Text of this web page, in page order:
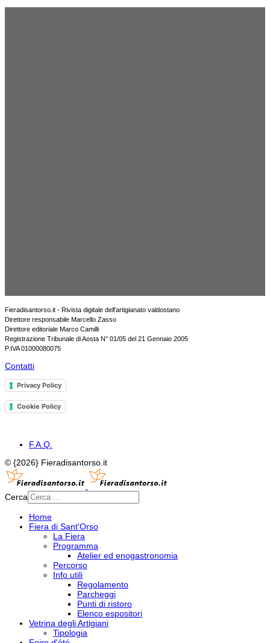
Fieradisantorso.it - Rivista digitale dell'artigianato valdostano
Direttore responsabile Marcello Zasso
Direttore editoriale Marco Camilli
Registrazione Tribunale di Aosta N° 01/05 del 21 Gennaio 2005
P.IVA 01000080075
Contatti
Privacy Policy
Cookie Policy
F.A.Q.
© {2026} Fieradisantorso.it
Cerca
Home
Fiera di Sant'Orso
La Fiera
Programma
Atelier ed enogastronomia
Percorso
Info utili
Regolamento
Parcheggi
Punti di ristoro
Elenco espositori
Vetrina degli Artigiani
Tipologia